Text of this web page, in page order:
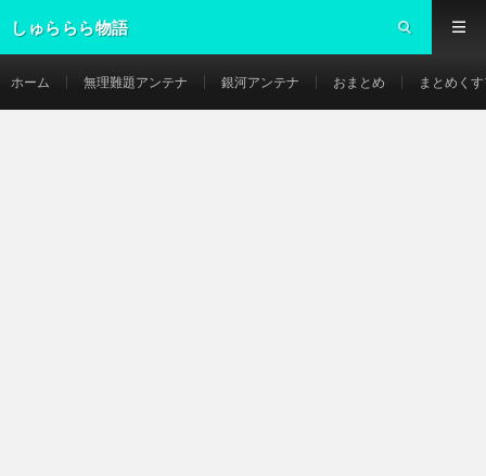
しゅららら物語
ホーム 無理難題アンテナ 銀河アンテナ おまとめ まとめく